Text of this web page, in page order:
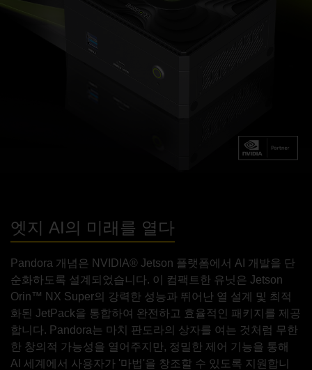
엣지 AI의 미래를 열다
Pandora 개념은 NVIDIA® Jetson 플랫폼에서 AI 개발을 단
순화하도록 설계되었습니다. 이 컴팩트한 유닛은 Jetson
Orin™ NX Super의 강력한 성능과 뛰어난 열 설계 및 최적
화된 JetPack을 통합하여 완전하고 효율적인 패키지를 제공
합니다. Pandora는 마치 판도라의 상자를 여는 것처럼 무한
한 창의적 가능성을 열어주지만, 정밀한 제어 기능을 통해
AI 세계에서 사용자가 '마법'을 창조할 수 있도록 지원합니